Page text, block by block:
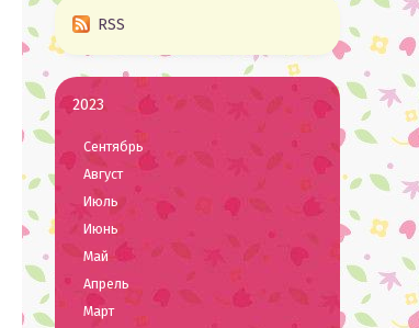
RSS
2023
Сентябрь
Август
Июль
Июнь
Май
Апрель
Март